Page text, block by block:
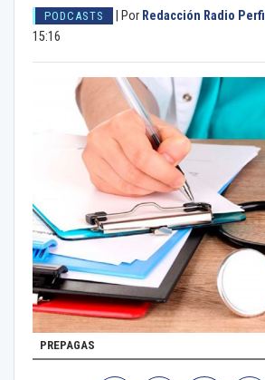
PODCASTS Por Redacción Radio Perfil
15:16
PREPAGAS